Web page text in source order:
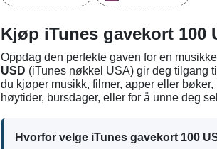
Kjøp iTunes gavekort 100
Oppdag den perfekte gaven for en
USD (iTunes nøkkel USA) gir deg tilgang
du kjøper musikk, filmer, apper eller
høytider, bursdager, eller for å unne deg
Hvorfor velge iTunes gavekort 100